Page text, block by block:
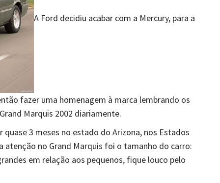
A Ford decidiu acabar com a Mercury, para a
fazer uma homenagem à marca lembrando os
Marquis 2002 diariamente.
3 meses no estado do Arizona, nos Estados
atenção no Grand Marquis foi o tamanho do carro:
em relação aos pequenos, fique louco pelo